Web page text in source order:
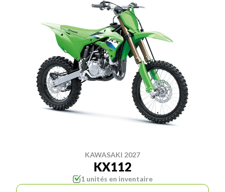
KAWASAKI 2027
KX112
1 unités en inventaire